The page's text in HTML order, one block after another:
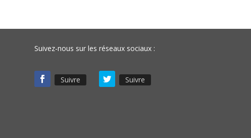
Suivez-nous sur les réseaux sociaux :
Suivre Suivre